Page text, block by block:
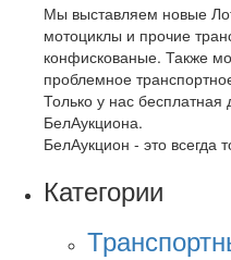
Мы выставляем новые
мотоциклы и прочие
конфискованые. Также
проблемное
Только у нас бесплатная
БелАукциона.
БелАукцион - это всегда
Категории